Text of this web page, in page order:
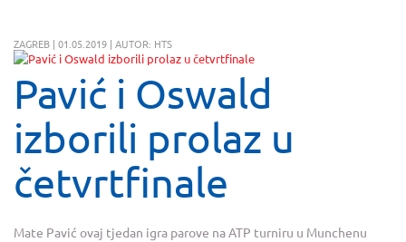
ZAGREB | 01.05.2019 | AUTOR: HTS
Pavić i Oswald
izborili prolaz u
četvrtfinale
Mate Pavić ovaj tjedan igra parove na ATP turniru u Munchenu